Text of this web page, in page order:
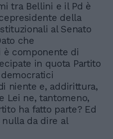
tra Bellini e il Pd è
della
al Senato
che
è componente di
in quota Partito
niente e, addirittura,
Lei ne, tantomeno,
ha fatto parte? Ed
nulla da dire al